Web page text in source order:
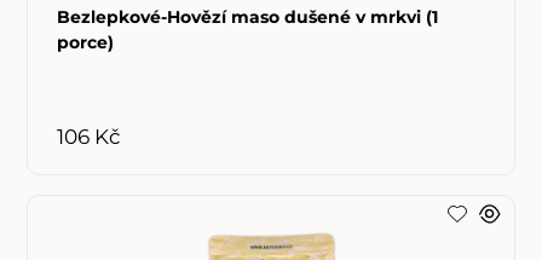
Bezlepkové-Hovězí maso dušené v mrkvi (1
porce)
106 Kč